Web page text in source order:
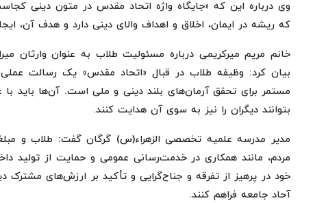
وی درباره این که «جایگاه واژه اتحاد مقدس در متون دینی
که ریشه در ایمان، اخلاق و اهداف والای دینی دارد و هدف آن،
خانم مریم میرکریمی درباره مسئولیت طلاب به عنوان وارثان
بیان کرد: وظیفه طلاب در قبال «اتحاد مقدس» یک رسالت
مستمر برای تحقق آرمان‌های بلند دینی و ملی است. آن‌ها باید
بتوانند دیگران را نیز به سوی آن هدایت کنند.
مدیر مدرسه علمیه تخصصی الزهراء(س) گرگان گفت: طلاب و
مردم، مانند همکاری در خدمت‌رسانی عمومی و حمایت از تولید
خود در پرهیز از تفرقه و جناح‌گرایی و تأکید بر ارزش‌های
آحاد جامعه فراهم ‌کنند.